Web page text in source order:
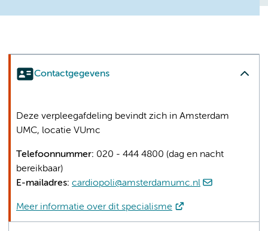
Contactgegevens
Deze verpleegafdeling bevindt zich in Amsterdam
UMC, locatie VUmc
Telefoonnummer: 020 - 444 4800 (dag en nacht
bereikbaar)
E-mailadres: cardiopoli@amsterdamumc.nl
Meer informatie over dit specialisme